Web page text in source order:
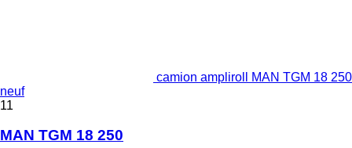
camion ampliroll MAN TGM 18 250
neuf
11
MAN TGM 18 250